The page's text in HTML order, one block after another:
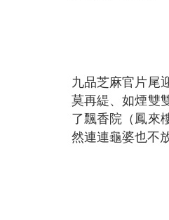
九品芝麻官片尾
莫再緹、如煙雙
了飄香院（鳳來
然連連龜婆也不